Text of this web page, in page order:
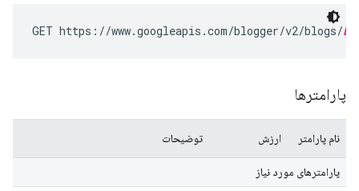
GET https://www.googleapis.com/blogger/v2/blogs/
پارامترها
نام پارامتر ارزش توضیحات
پارامترهای مورد نیاز